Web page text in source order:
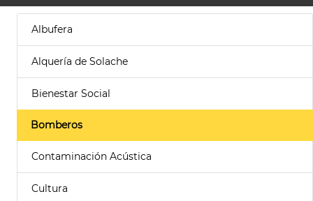
Albufera
Alquería de Solache
Bienestar Social
Bomberos
Contaminación Acústica
Cultura